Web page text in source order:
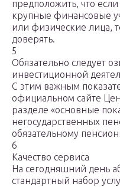
предположить, что
крупные финансовые
или физические лица,
доверять.
5
Обязательно следует
инвестиционной
С этим важным
официальном сайте
разделе «основные
негосударственных
обязательному
6
Качество сервиса
На сегодняшний день
стандартный набор